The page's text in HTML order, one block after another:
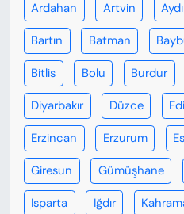
Ardahan Artvin
Bartın Batman
Bitlis Bolu Burdur
Diyarbakır Düzce
Erzincan Erzurum
Giresun Gümüşhane
Isparta Iğdır